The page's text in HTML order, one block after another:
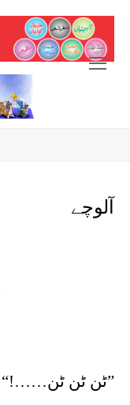
Open
آلوچے
”ٹن ٹن ٹن……!“